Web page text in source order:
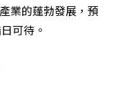
業的蓬勃發展，預
可待。